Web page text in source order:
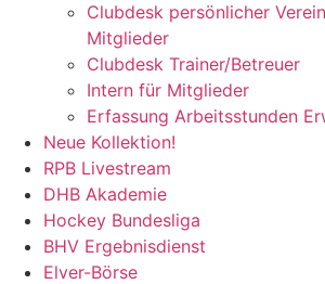
Clubdesk persönlicher
Mitglieder
Clubdesk Trainer/Betreuer
Intern für Mitglieder
Erfassung Arbeitsstunden
Neue Kollektion!
RPB Livestream
DHB Akademie
Hockey Bundesliga
BHV Ergebnisdienst
Elver-Börse